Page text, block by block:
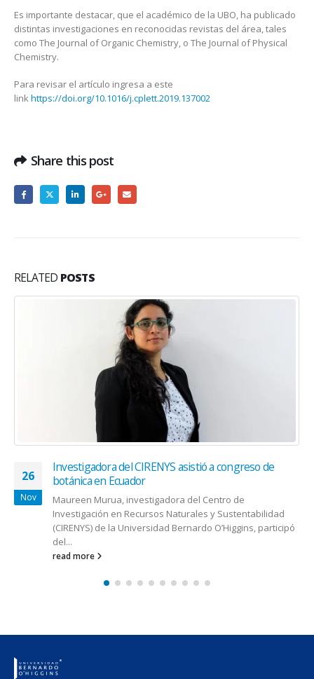
Es importante destacar, que el académico de la UBO, ha publicado
distintas investigaciones en reconocidas revistas del área, tales
como The Journal of Organic Chemistry, o The Journal of Physical
Chemistry.
Para revisar el artículo ingresa a este
linkhttps://doi.org/10.1016/j.cplett.2019.137002
Share this post
RELATED POSTS
26
Nov
Investigadora del CIRENYS asistió a congreso de
botánica en Ecuador
Maureen Murua, investigadora del Centro de
Investigación en Recursos Naturales y Sustentabilidad
(CIRENYS) de la Universidad Bernardo O’Higgins, participó
del...
read more